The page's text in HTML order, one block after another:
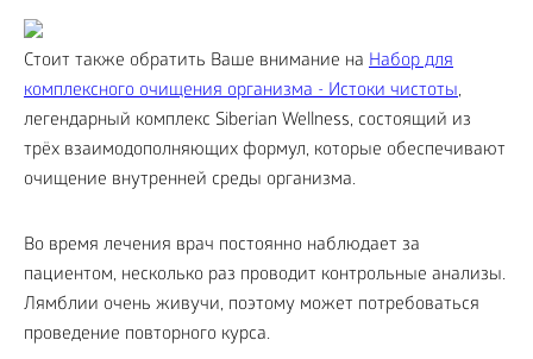
Cтоит также обратить Ваше внимание на Набор для
комплексного очищения организма - Истоки чистоты,
легендарный комплекс Siberian Wellness, состоящий из
трёх взаимодополняющих формул, которые обеспечивают
очищение внутренней среды организма.
Во время лечения врач постоянно наблюдает за
пациентом, несколько раз проводит контрольные анализы.
Лямблии очень живучи, поэтому может потребоваться
проведение повторного курса.